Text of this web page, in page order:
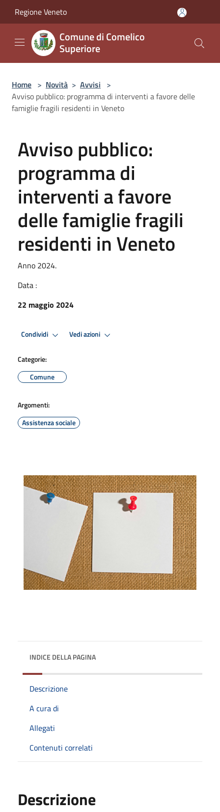
Regione Veneto
Comune di Comelico
Superiore
Home > Novità > Avvisi >
Avviso pubblico: programma di interventi a favore delle
famiglie fragili residenti in Veneto
Avviso pubblico:
programma di
interventi a favore
delle famiglie fragili
residenti in Veneto
Anno 2024.
Data :
22 maggio 2024
Condividi Vedi azioni
Categorie:
Comune
Argomenti:
Assistenza sociale
INDICE DELLA PAGINA
Descrizione
A cura di
Allegati
Contenuti correlati
Descrizione